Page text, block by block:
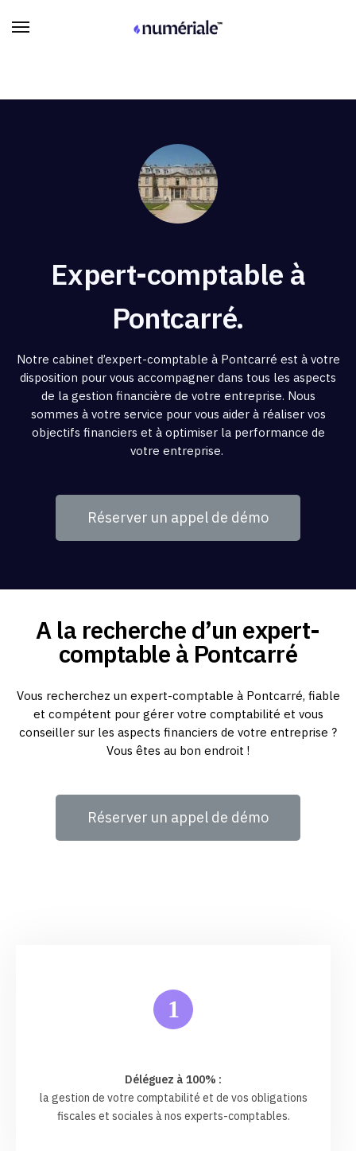
Expert-comptable à
Pontcarré.
Notre cabinet d’expert-comptable à Pontcarré est à votre
disposition pour vous accompagner dans tous les aspects
de la gestion financière de votre entreprise. Nous
sommes à votre service pour vous aider à réaliser vos
objectifs financiers et à optimiser la performance de
votre entreprise.
Réserver un appel de démo
A la recherche d’un expert-
comptable à Pontcarré
Vous recherchez un expert-comptable à Pontcarré, fiable
et compétent pour gérer votre comptabilité et vous
conseiller sur les aspects financiers de votre entreprise ?
Vous êtes au bon endroit !
Réserver un appel de démo
1
Déléguez à 100% :
la gestion de votre comptabilité et de vos obligations
fiscales et sociales à nos experts-comptables.